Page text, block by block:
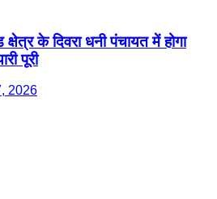
के दिवरा धनी पंचायत में होगा
पूरी
2026